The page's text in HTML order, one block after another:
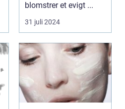
blomstrer et evigt ...
31 juli 2024